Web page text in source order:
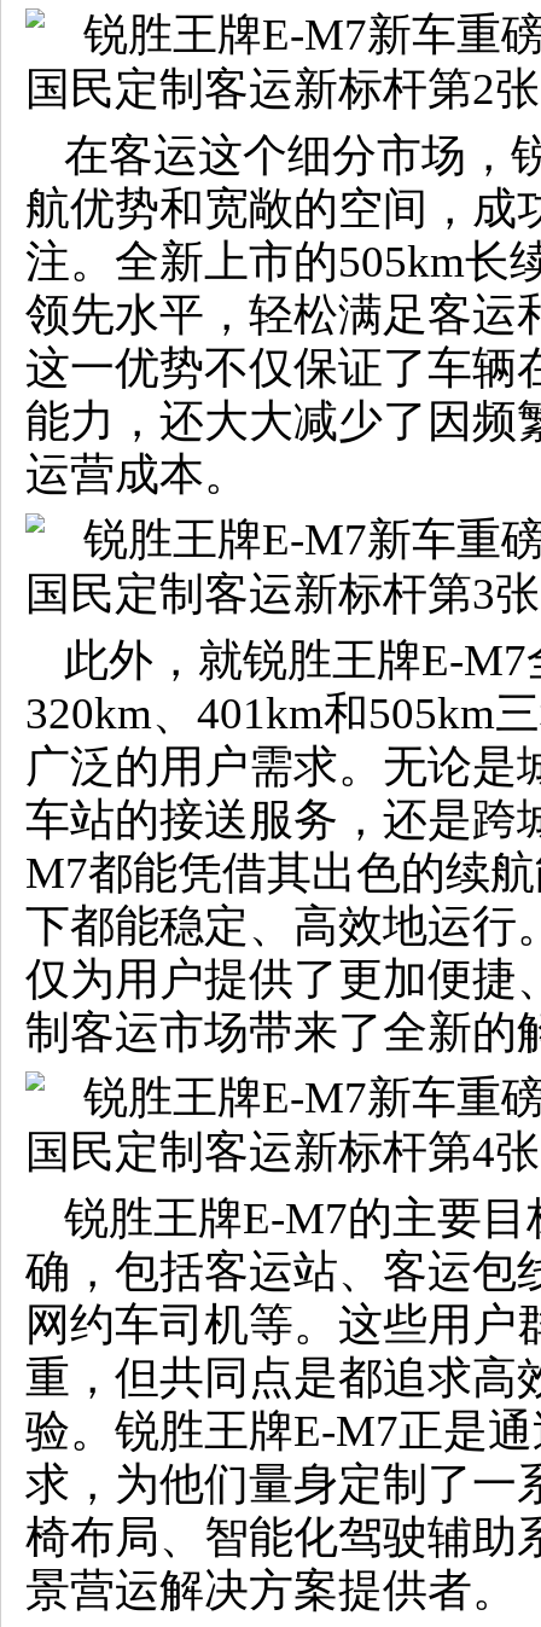
在客运这个细分市场，
航优势和宽敞的空间，成
注。全新上市的505km长
领先水平，轻松满足客运
这一优势不仅保证了车辆
能力，还大大减少了因频
运营成本。
此外，就锐胜王牌E-
320km、401km和505km
广泛的用户需求。无论是
车站的接送服务，还是跨
M7都能凭借其出色的续
下都能稳定、高效地运行
仅为用户提供了更加便捷
制客运市场带来了全新的
锐胜王牌E-M7的主要
确，包括客运站、客运包
网约车司机等。这些用
重，但共同点是都追求高
验。锐胜王牌E-M7正是
求，为他们量身定制了一
椅布局、智能化驾驶辅助
景营运解决方案提供者。